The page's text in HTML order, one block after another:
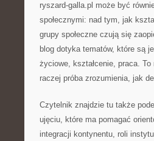
ryszard-galla.pl może być
społecznymi: nad tym, jak
grupy społeczne czują się
blog dotyka tematów, które są
życiowe, kształcenie, praca.
raczej próba zrozumienia, jak
Czytelnik znajdzie tu także
ujęciu, które ma pomagać
integracji kontynentu, roli